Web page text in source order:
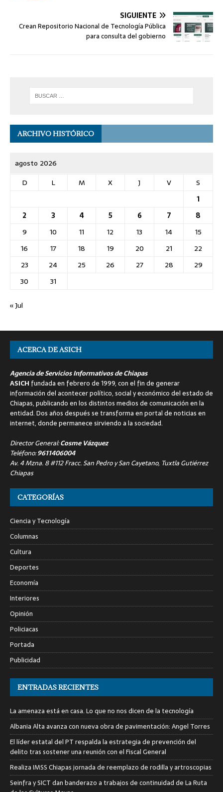
SIGUIENTE
Crean Repositorio Nacional de Tecnología Pública
para consulta del gobierno
ARCHIVO HISTÓRICO
agosto 2026
D
L M X J V
S
1
2
3 4 5 6 7
8
9
10 11 12 13 14
15
16
17 18 19 20 21
22
23
24 25 26 27 28
29
30
31
« Jul
ACERCA DE ASICH
Agencia de Servicios Informativos de Chiapas
ASICH fundada en febrero de 1999, con el fin de generar
información del acontecer político, social y económico del estado de
Chiapas, publicando en los distintos medios de comunicación en la
entidad. Dos años después se transforma en portal de noticias en
internet, donde permanece sirviendo a la sociedad.
Director General:Cosme Vázquez
Teléfono:9611406004
Av. 4 Mzna. 8 #112 Fracc. San Pedro y San Cayetano, Tuxtla Gutiérrez
Chiapas
CATEGORÍAS
Ciencia y Tecnología
Columnas
Cultura
Deportes
Economía
Interiores
Opinión
Policiacas
Portada
Publicidad
ENTRADAS RECIENTES
La amenaza está en casa. Lo que no nos dicen de la tecnología
Albania Alta avanza con nueva obra de pavimentación: Angel Torres
El líder estatal del PT respalda la estrategia de prevención del
delito tras sostener una reunión con el Fiscal General
Realiza IMSS Chiapas jornada de reemplazo de rodilla y artroscopias
Seinfra y SICT dan banderazo a trabajos de continuidad de La Ruta